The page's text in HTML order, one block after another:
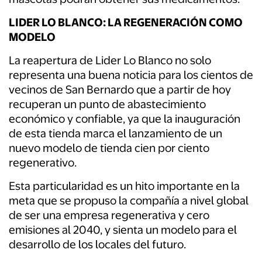
LIDER LO BLANCO: LA REGENERACIÓN COMO
MODELO
La reapertura de Lider Lo Blanco no solo
representa una buena noticia para los cientos de
vecinos de San Bernardo que a partir de hoy
recuperan un punto de abastecimiento
económico y confiable, ya que la inauguración
de esta tienda marca el lanzamiento de un
nuevo modelo de tienda cien por ciento
regenerativo.
Esta particularidad es un hito importante en la
meta que se propuso la compañía a nivel global
de ser una empresa regenerativa y cero
emisiones al 2040, y sienta un modelo para el
desarrollo de los locales del futuro.